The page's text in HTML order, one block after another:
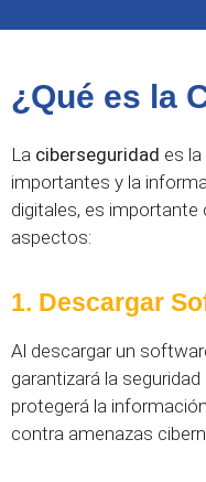
¿Qué es la
La ciberseguridad es
importantes y la
digitales, es
aspectos:
1. Descargar
Al descargar un
garantizará la
protegerá la
contra amenazas